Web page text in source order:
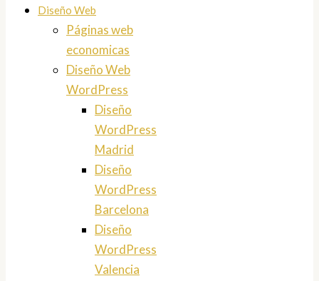
Diseño Web
Páginas web
economicas
Diseño Web
WordPress
Diseño
WordPress
Madrid
Diseño
WordPress
Barcelona
Diseño
WordPress
Valencia